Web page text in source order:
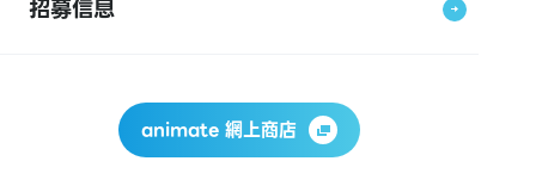
招募信息
animate 網上商店